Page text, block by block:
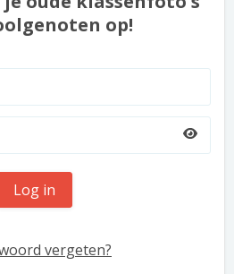
op!
Log in
vergeten?